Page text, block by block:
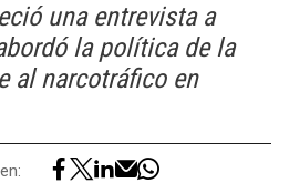
una entrevista a
la política de la
al narcotráfico en